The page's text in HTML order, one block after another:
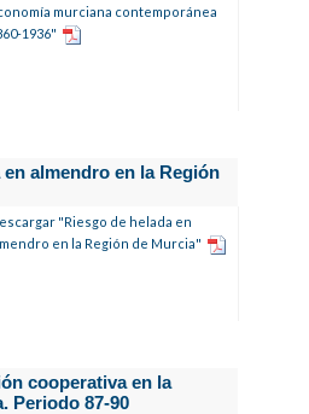
murciana contemporánea
1936"
almendro en la Región
"Riesgo de helada en
en la Región de Murcia"
cooperativa en la
Periodo 87-90